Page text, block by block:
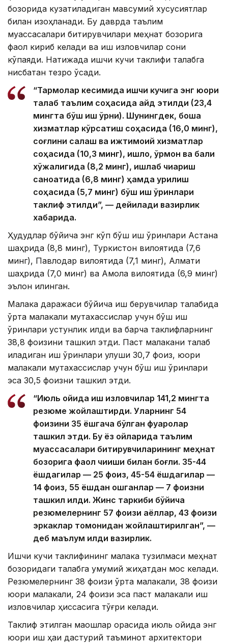
бозорида кузатиладиган мавсумий хусусиятлар
билан изоҳланади. Бу даврда таълим
муассасалари битирувчилари меҳнат бозорига
фаол кириб келади ва иш изловчилар сони
кўпаяди. Натижада ишчи кучи таклифи талабга
нисбатан тезроқ ўсади.
“Тармоқлар кесимида ишчи кучига энг юқори
талаб таълим соҳасида қайд этилди (23,4
мингта бўш иш ўрни). Шунингдек, бошқа
хизматлар кўрсатиш соҳасида (16,0 минг),
соғлиқни сақлаш ва ижтимоий хизматлар
соҳасида (10,3 минг), қишлоқ, ўрмон ва балиқ
хўжалигида (8,2 минг), ишлаб чиқариш
саноатида (6,8 минг) ҳамда қурилиш
соҳасида (5,7 минг) бўш иш ўринлари
таклиф этилди”, — дейилади вазирлик
хабарида.
Ҳудудлар бўйича энг кўп бўш иш ўринлари Астана
шаҳрида (8,8 минг), Туркистон вилоятида (7,6
минг), Павлодар вилоятида (7,1 минг), Алмати
шаҳрида (7,0 минг) ва Ақмола вилоятида (6,9 минг)
эълон қилинган.
Малака даражаси бўйича иш берувчилар талабида
ўрта малакали мутахассислар учун бўш иш
ўринлари устунлик қилди ва барча таклифларнинг
38,8 фоизини ташкил этди. Паст малакани талаб
қиладиган иш ўринлари улуши 30,7 фоиз, юқори
малакали мутахассислар учун бўш иш ўринлари
эса 30,5 фоизни ташкил этди.
“Июль ойида иш изловчилар 141,2 мингта
резюме жойлаштирди. Уларнинг 54
фоизини 35 ёшгача бўлган фуқаролар
ташкил этди. Бу ёз ойларида таълим
муассасалари битирувчиларининг меҳнат
бозорига фаол чиқиши билан боғлиқ. 35-44
ёшдагилар — 25 фоиз, 45-54 ёшдагилар —
14 фоиз, 55 ёшдан ошганлар — 7 фоизни
ташкил қилди. Жинс таркиби бўйича
резюмелернинг 57 фоизи аёллар, 43 фоизи
эркаклар томонидан жойлаштирилган”, —
деб маълум қилди вазирлик.
Ишчи кучи таклифининг малака тузилмаси меҳнат
бозоридаги талабга умумий жиҳатдан мос келади.
Резюмелернинг 38 фоизи ўрта малакали, 38 фоизи
юқори малакали, 24 фоизи эса паст малакали иш
изловчилар ҳиссасига тўғри келади.
Таклиф этилган маошлар орасида июль ойида энг
юқори иш ҳақи дастурий таъминот архитектори